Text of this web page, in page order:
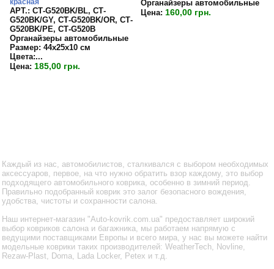
красная
APT.: СТ-G520BK/BL, СТ-
G520BK/GY, СТ-G520BK/OR, СТ-
G520BK/PE, СТ-G520B
Органайзеры автомобильные
Размер: 44х25х10 см
Цвета:...
Цена: 185,00 грн.
Органайзеры автомобильные
Цена: 160,00 грн.
Каждый из нас, автомобилистов, сталкивался с выбором необходимых
аксессуаров, первое, на что нужно обратить взор каждому, это выбор
подходящего автомобильного коврика, особенно в зимний период.
Правильно подобранный коврик это залог безопасного вождения,
удобства, чистоты и сохранности салона.
Наш интернет-магазин "Auto-kovrik.com.ua" предоставляет широкий
выбор ковриков салона и багажника, мы работаем напрямую с
ведущими поставщиками Европы и всего мира, у нас вы можете найти
модельные коврики таких производителей: WeatherTech, Novline,
Rezaw-Plast, Doma, Lada Locker, Petex и т.д.